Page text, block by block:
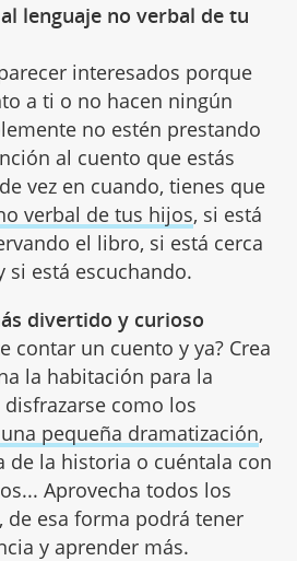
lenguaje no verbal de tu
interesados porque
a ti o no hacen ningún
no estén prestando
al cuento que estás
vez en cuando, tienes que
verbal de tus hijos, si está
el libro, si está cerca
si está escuchando.
divertido y curioso
contar un cuento y ya? Crea
la habitación para la
como los
pequeña dramatización,
de la historia o cuéntala con
Aprovecha todos los
de esa forma podrá tener
y aprender más.